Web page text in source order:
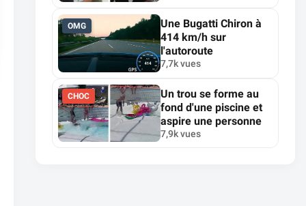
OMG
Une Bugatti Chiron à
414 km/h sur
l'autoroute
7,7k vues
CHOC
Un trou se forme au
fond d'une piscine et
aspire une personne
7,9k vues